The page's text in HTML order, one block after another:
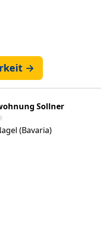
→
Sollner
(Bavaria)